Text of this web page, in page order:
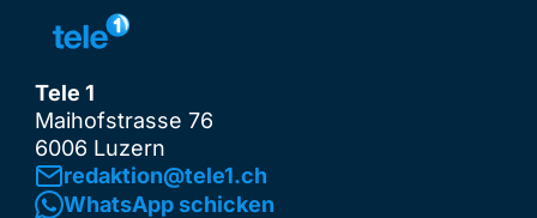
Tele 1
Maihofstrasse 76
6006 Luzern
redaktion@tele1.ch
WhatsApp schicken